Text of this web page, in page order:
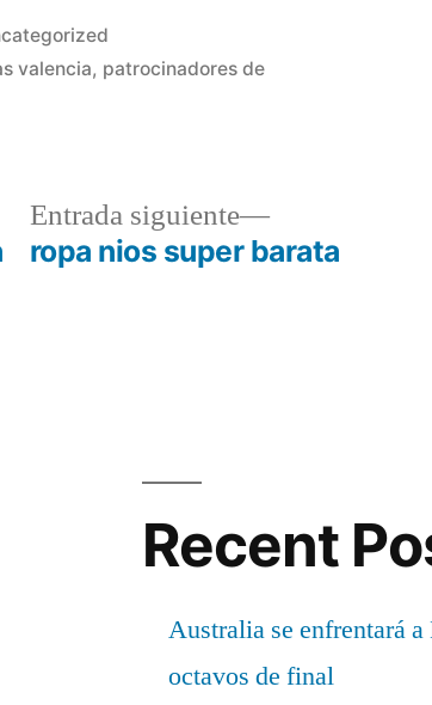
valencia, patrocinadores de
Entrada siguiente
Entrada
siguiente:
ropa nios super barata
Recent
Australia se enfrentará
octavos de final